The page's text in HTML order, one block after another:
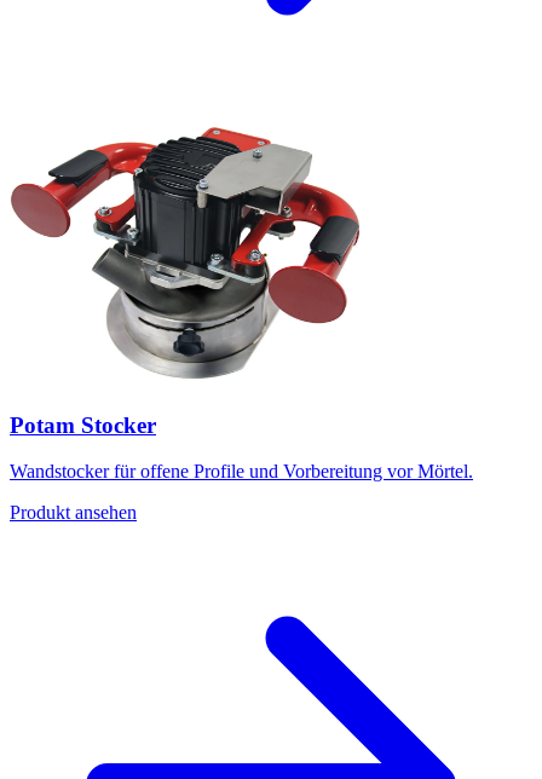
Potam Stocker
Wandstocker für offene Profile und Vorbereitung vor Mörtel.
Produkt ansehen